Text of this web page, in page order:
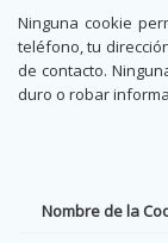
Ninguna cookie
teléfono, tu
de contacto.
duro o robar
Nombre de la